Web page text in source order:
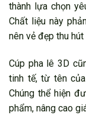
thành lựa chọn
Chất liệu này
nên vẻ đẹp thu hút
Cúp pha lê 3D
tinh tế, từ tên
Chúng thể hiện
phẩm, nâng cao